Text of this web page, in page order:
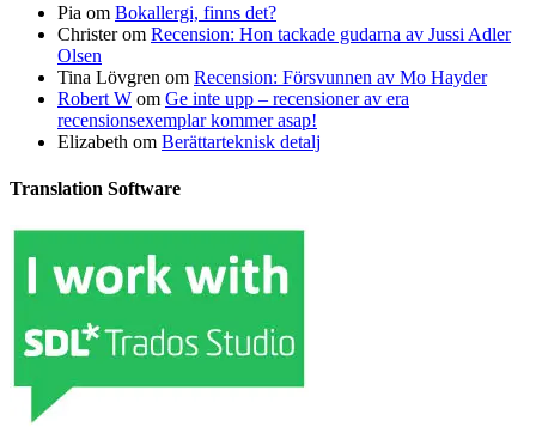
Pia om Bokallergi, finns det?
Christerom Recension: Hon tackade gudarna av Jussi Adler
Olsen
Tina Lövgren om Recension: Försvunnen av Mo Hayder
Robert W om Ge inte upp – recensioner av era
recensionsexemplar kommer asap!
Elizabeth om Berättarteknisk detalj
Translation Software